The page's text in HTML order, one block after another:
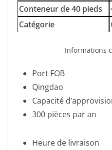
Conteneur de 40 pieds
Catégorie
Informations
Port FOB
Qingdao
Capacité
300 pièces par an
Heure de livraison